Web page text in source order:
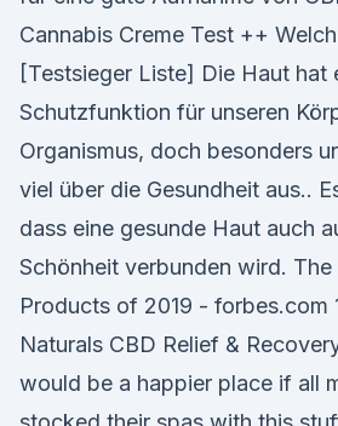
Cannabis Creme Test ++
[Testsieger Liste] Die Haut hat
Schutzfunktion für unseren
Organismus, doch besonders
viel über die Gesundheit aus..
dass eine gesunde Haut auch
Schönheit verbunden wird.
Products of 2019 - forbes.com
Naturals CBD Relief &
would be a happier place if all